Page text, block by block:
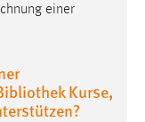
einer
Kurse,